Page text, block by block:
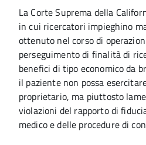
La Corte Suprema della
in cui ricercatori impieghino
ottenuto nel corso di
perseguimento di finalità di
benefici di tipo economico da
il paziente non possa
proprietario, ma piuttosto
violazioni del rapporto di
medico e delle procedure di